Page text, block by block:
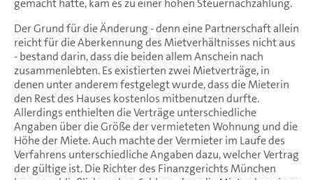
gemacht hatte, kam es zu einer hohen Steuernachzahlung.
Der Grund für die Änderung - denn eine Partnerschaft allein
reicht für die Aberkennung des Mietverhältnisses nicht aus
- bestand darin, dass die beiden allem Anschein nach
zusammenlebten. Es existierten zwei Mietverträge, in
denen unter anderem festgelegt wurde, dass die Mieterin
den Rest des Hauses kostenlos mitbenutzen durfte.
Allerdings enthielten die Verträge unterschiedliche
Angaben über die Größe der vermieteten Wohnung und die
Höhe der Miete. Auch machte der Vermieter im Laufe des
Verfahrens unterschiedliche Angaben dazu, welcher Vertrag
der gültige ist. Die Richter des Finanzgerichts München